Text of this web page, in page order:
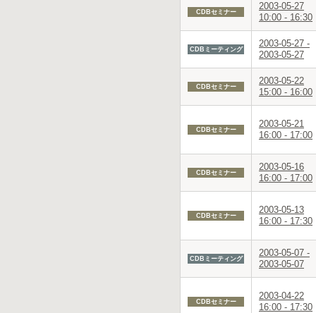
CDBセミナー
2003-05-27
10:00 - 16:30
CDBミーティング
2003-05-27 -
2003-05-27
CDBセミナー
2003-05-22
15:00 - 16:00
CDBセミナー
2003-05-21
16:00 - 17:00
CDBセミナー
2003-05-16
16:00 - 17:00
CDBセミナー
2003-05-13
16:00 - 17:30
CDBミーティング
2003-05-07 -
2003-05-07
CDBセミナー
2003-04-22
16:00 - 17:30